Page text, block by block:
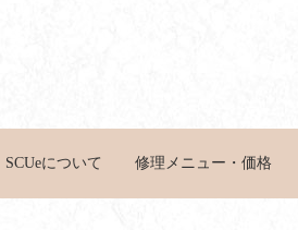
SCUeについて 修理メニュー・価格